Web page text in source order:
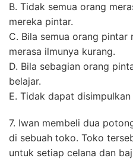
B. Tidak semua orang
mereka pintar.
C. Bila semua orang pintar
merasa ilmunya kurang.
D. Bila sebagian orang
belajar.
E. Tidak dapat disimpulkan
7. Iwan membeli dua
di sebuah toko. Toko
untuk setiap celana dan